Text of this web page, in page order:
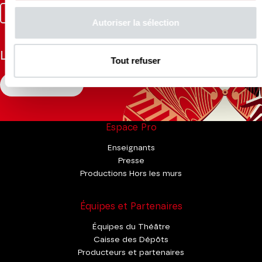
Autoriser la sélection
Tout refuser
La Brochure
Espace Pro
Enseignants
Presse
Productions Hors les murs
Équipes et Partenaires
Équipes du Théâtre
Caisse des Dépôts
Producteurs et partenaires